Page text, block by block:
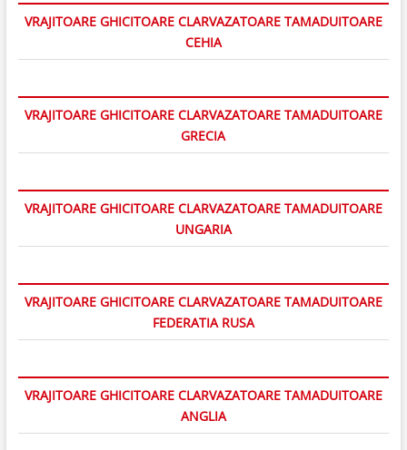
VRAJITOARE GHICITOARE CLARVAZATOARE TAMADUITOARE
CEHIA
VRAJITOARE GHICITOARE CLARVAZATOARE TAMADUITOARE
GRECIA
VRAJITOARE GHICITOARE CLARVAZATOARE TAMADUITOARE
UNGARIA
VRAJITOARE GHICITOARE CLARVAZATOARE TAMADUITOARE
FEDERATIA RUSA
VRAJITOARE GHICITOARE CLARVAZATOARE TAMADUITOARE
ANGLIA